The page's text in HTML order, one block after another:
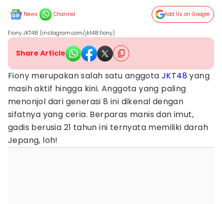
News Channel Add Us on Google
Fiony JKT48 (instagram.com/jkt48.fiony)
Share Article
Fiony merupakan salah satu anggota JKT48yang
masih aktif hingga kini. Anggota yang paling
menonjol dari generasi 8 ini dikenal dengan
sifatnya yang ceria. Berparas manis dan imut,
gadis berusia 21 tahun ini ternyata memiliki darah
Jepang, loh!